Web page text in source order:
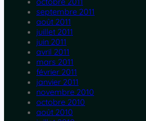
septembre 2011
août 2011
juillet 2011
juin 2011
avril 2011
mars 2011
février 2011
janvier 2011
novembre 2010
octobre 2010
août 2010